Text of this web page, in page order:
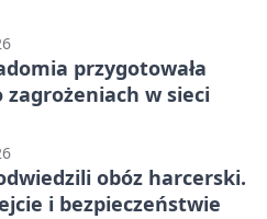
przygotowała
zagrożeniach w sieci
obóz harcerski.
i bezpieczeństwie